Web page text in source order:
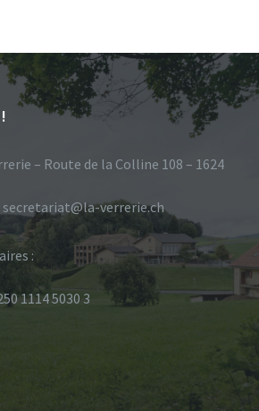
– Route de la Colline 108 – 1624
secretariat@la-verrerie.ch
:
1114 5030 3